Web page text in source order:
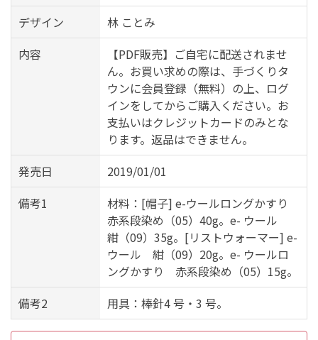
デザイン
林 ことみ
内容
【PDF販売】ご自宅に配送されませ
ん。お買い求めの際は、手づくりタ
ウンに会員登録（無料）の上、ログ
インをしてからご購入ください。お
支払いはクレジットカードのみとな
ります。返品はできません。
発売日
2019/01/01
備考1
材料：[帽子] e-ウールロングかすり
赤系段染め（05）40g。e- ウール
紺（09）35g。[リストウォーマー] e-
ウール 紺（09）20g。e- ウールロ
ングかすり 赤系段染め（05）15g。
備考2
用具：棒針4 号・3 号。